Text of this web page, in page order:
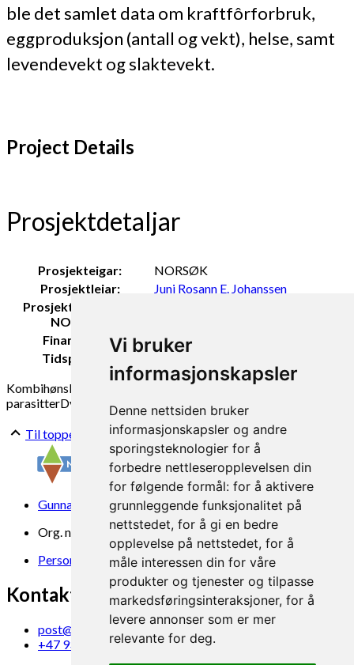
Vi bruker
informasjonskapsler
Denne nettsiden bruker
informasjonskapsler og andre
sporingsteknologier for å
forbedre nettleseropplevelsen din
for følgende formål: for å aktivere
grunnleggende funksjonalitet på
nettstedet, for å gi en bedre
opplevelse på nettstedet, for å
måle interessen din for våre
produkter og tjenester og tilpasse
markedsføringsinteraksjoner, for å
levere annonser som er mer
relevante for deg.
ble det samlet data om kraftfôrforbruk,
eggproduksjon (antall og vekt), helse, samt
levendevekt og slaktevekt.
Project Details
Prosjektdetaljar
Prosjekteigar:
NORSØK
Prosjektleiar:
Juni Rosann E. Johanssen
Prosjektdeltakarar
NORSØK:
Finansiering:
Landbruks- og matdepartementet
Tidsperiode:
KombihønsEggproduksjon Fjørfekjøttproduksjon
parasitterDyrevelferd Dyrehelse
Til toppen
Gunnars veg 6, 6630 Tingvoll
Org. nr. 969 840 383
Personvern
Kontakt oss
post@norsok.no
+47 930 09 884